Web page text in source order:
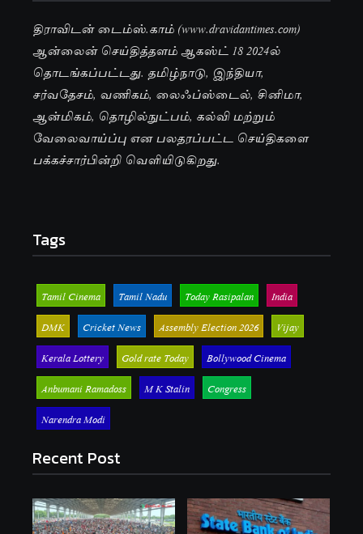
திராவிடன் டைம்ஸ்.காம் (www.dravidantimes.com)
ஆன்லைன் செய்தித்தளம் ஆகஸ்ட் 18 2024ல்
தொடங்கப்பட்டது. தமிழ்நாடு, இந்தியா,
சர்வதேசம், வணிகம், லைஃப்ஸ்டைல், சினிமா,
ஆன்மிகம், தொழில்நுட்பம், கல்வி மற்றும்
வேலைவாய்ப்பு என பலதரப்பட்ட செய்திகளை
பக்கச்சார்பின்றி வெளியிடுகிறது.
Tags
Tamil Cinema Tamil Nadu Today Rasipalan
India
DMK
Cricket News Assembly Election 2026
Vijay
Kerala Lottery
Gold rate Today
Bollywood Cinema
Anbumani Ramadoss
M K Stalin
Congress
Narendra Modi
Recent Post